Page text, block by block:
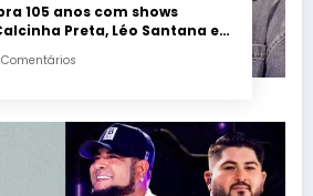
105 anos com shows
Preta, Léo Santana e
ES